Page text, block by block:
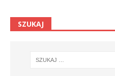
SZUKAJ